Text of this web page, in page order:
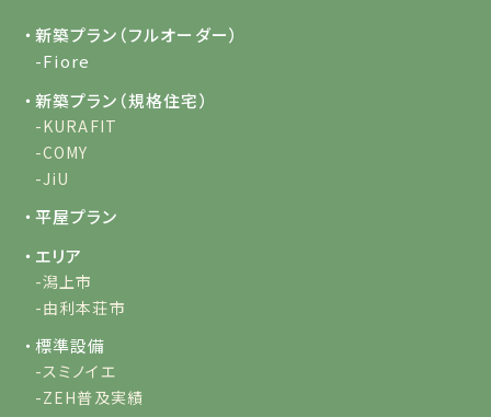
・新築プラン（フルオーダー）
-Fiore
・新築プラン（規格住宅）
-KURAFIT
-COMY
-JiU
・平屋プラン
・エリア
-潟上市
-由利本荘市
・標準設備
-スミノイエ
-ZEH普及実績